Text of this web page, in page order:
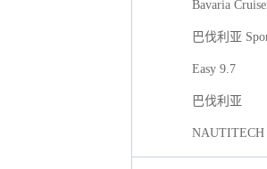
Bavaria
巴伐利亚
Easy 9.7
巴伐利亚
NAUTITECH